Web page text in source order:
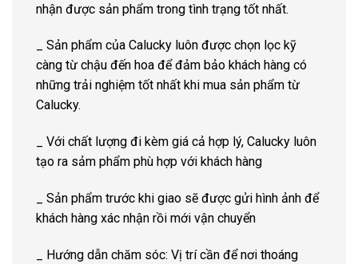
nhận được sản phẩm trong tình trạng tốt nhất.
_ Sản phẩm của Calucky luôn được chọn lọc kỹ
càng từ chậu đến hoa để đảm bảo khách hàng có
những trải nghiệm tốt nhất khi mua sản phẩm từ
Calucky.
_ Với chất lượng đi kèm giá cả hợp lý, Calucky luôn
tạo ra sảm phẩm phù hợp với khách hàng
_ Sản phẩm trước khi giao sẽ được gửi hình ảnh để
khách hàng xác nhận rồi mới vận chuyển
_ Hướng dẫn chăm sóc: Vị trí cần để nơi thoáng